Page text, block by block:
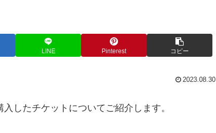
LINE Pinterest コピー
2023.08.30
したチケットについてご紹介します。